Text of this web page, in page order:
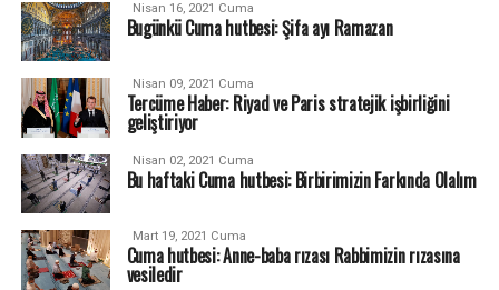
Nisan 16, 2021 Cuma
Bugünkü Cuma hutbesi: Şifa ayı Ramazan
Nisan 09, 2021 Cuma
Tercüme Haber: Riyad ve Paris stratejik işbirliğini
geliştiriyor
Nisan 02, 2021 Cuma
Bu haftaki Cuma hutbesi: Birbirimizin Farkında Olalım
Mart 19, 2021 Cuma
Cuma hutbesi: Anne-baba rızası Rabbimizin rızasına
vesiledir